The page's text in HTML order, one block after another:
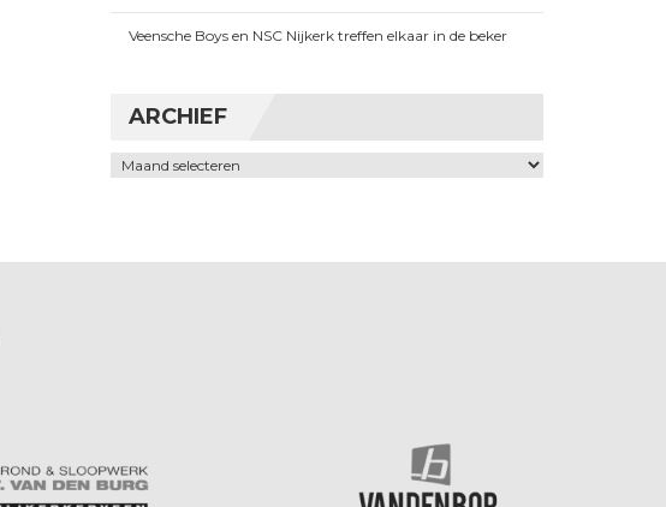
Veensche Boys en NSC Nijkerk treffen elkaar in de beker
ARCHIEF
Archief